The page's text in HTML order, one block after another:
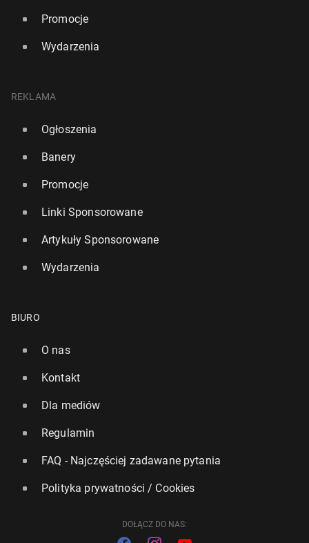
Promocje
Wydarzenia
REKLAMA
Ogłoszenia
Banery
Promocje
Linki Sponsorowane
Artykuły Sponsorowane
Wydarzenia
BIURO
O nas
Kontakt
Dla mediów
Regulamin
FAQ - Najczęściej zadawane pytania
Polityka prywatności / Cookies
DOŁĄCZ DO NAS: